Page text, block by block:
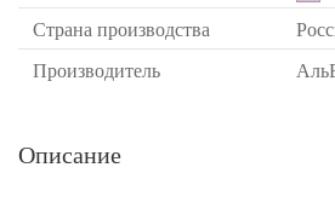
Страна производства
Производитель
Описание